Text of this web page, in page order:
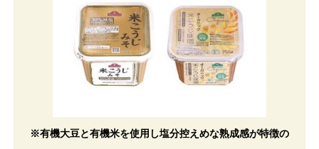
※有機大豆と有機米を使用し塩分控えめな熟成感が特徴の